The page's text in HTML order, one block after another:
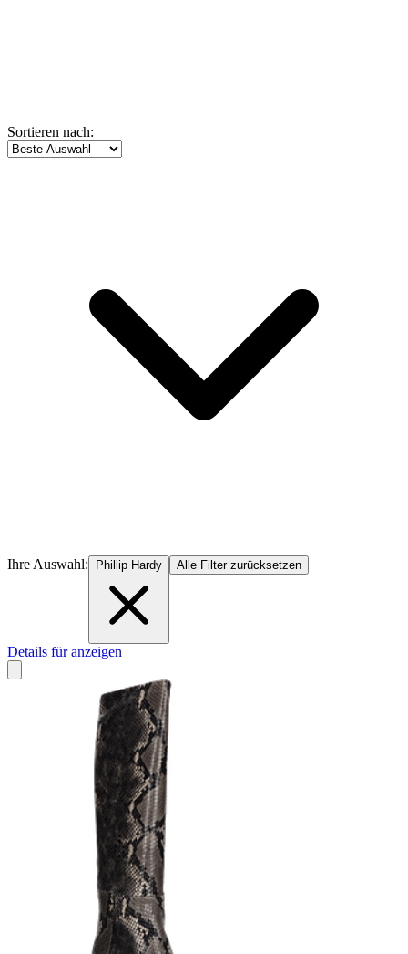
Sortieren nach:
Ihre Auswahl: Phillip Hardy Alle Filter zurücksetzen
Details für anzeigen